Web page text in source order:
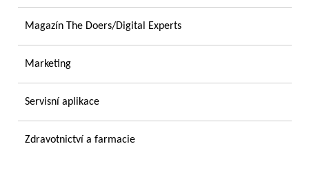
Magazín The Doers/Digital Experts
Marketing
Servisní aplikace
Zdravotnictví a farmacie